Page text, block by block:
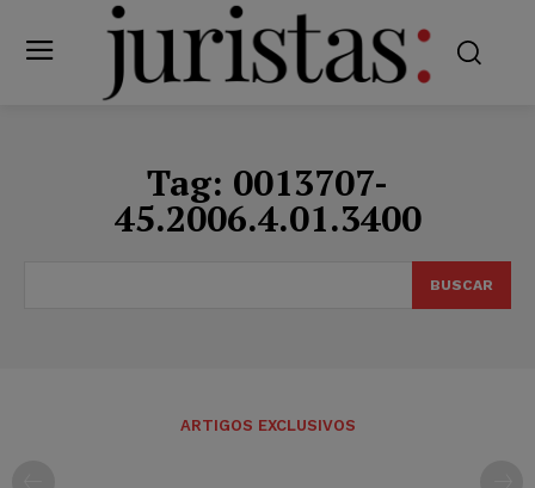
Tag: 0013707-
45.2006.4.01.3400
BUSCAR
ARTIGOS EXCLUSIVOS